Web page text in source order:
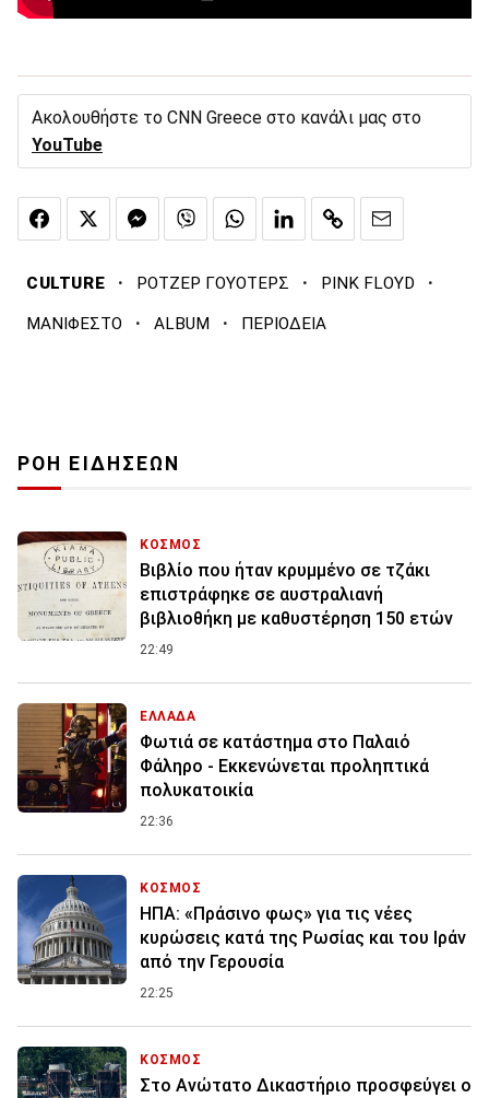
Ακολουθήστε το CNN Greece στο κανάλι μας στο
YouTube
CULTURE · ΡΟΤΖΕΡ ΓΟΥΟΤΕΡΣ · PINK FLOYD ·
ΜΑΝΙΦΕΣΤΟ · ALBUM · ΠΕΡΙΟΔΕΙΑ
ΡΟΗ ΕΙΔΗΣΕΩΝ
ΚΟΣΜΟΣ
Βιβλίο που ήταν κρυμμένο σε τζάκι
επιστράφηκε σε αυστραλιανή
βιβλιοθήκη με καθυστέρηση 150 ετών
22:49
ΕΛΛΑΔΑ
Φωτιά σε κατάστημα στο Παλαιό
Φάληρο - Εκκενώνεται προληπτικά
πολυκατοικία
22:36
ΚΟΣΜΟΣ
ΗΠΑ: «Πράσινο φως» για τις νέες
κυρώσεις κατά της Ρωσίας και του Ιράν
από την Γερουσία
22:25
ΚΟΣΜΟΣ
Στο Ανώτατο Δικαστήριο προσφεύγει ο